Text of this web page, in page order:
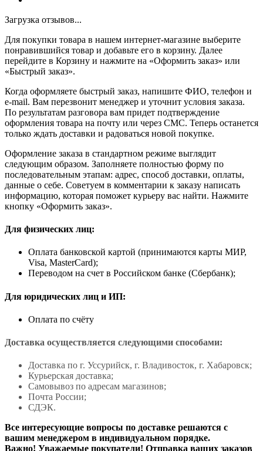
Загрузка отзывов...
Для покупки товара в нашем интернет-магазине выберите
понравившийся товар и добавьте его в корзину. Далее
перейдите в Корзину и нажмите на «Оформить заказ» или
«Быстрый заказ».
Когда оформляете быстрый заказ, напишите ФИО, телефон и
e-mail. Вам перезвонит менеджер и уточнит условия заказа.
По результатам разговора вам придет подтверждение
оформления товара на почту или через СМС. Теперь останется
только ждать доставки и радоваться новой покупке.
Оформление заказа в стандартном режиме выглядит
следующим образом. Заполняете полностью форму по
последовательным этапам: адрес, способ доставки, оплаты,
данные о себе. Советуем в комментарии к заказу написать
информацию, которая поможет курьеру вас найти. Нажмите
кнопку «Оформить заказ».
Для физических лиц:
Оплата банковской картой (принимаются карты МИР,
Visa, MasterCard);
Переводом на счет в Российском банке (Сбербанк);
Для юридических лиц и ИП:
Оплата по счёту
Доставка осуществляется следующими способами:
Доставка по г. Уссурийск, г. Владивосток, г. Хабаровск;
Курьерская доставка;
Самовывоз по адресам магазинов;
Почта России;
СДЭК.
Все интересующие вопросы по доставке решаются с
вашим менеджером в индивидуальном порядке.
Важно! Уважаемые покупатели! Отправка ваших заказов